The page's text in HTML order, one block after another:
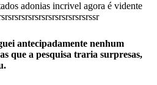
adonias incrivel agora é vidente
antecipadamente nenhum
que a pesquisa traria surpresas,